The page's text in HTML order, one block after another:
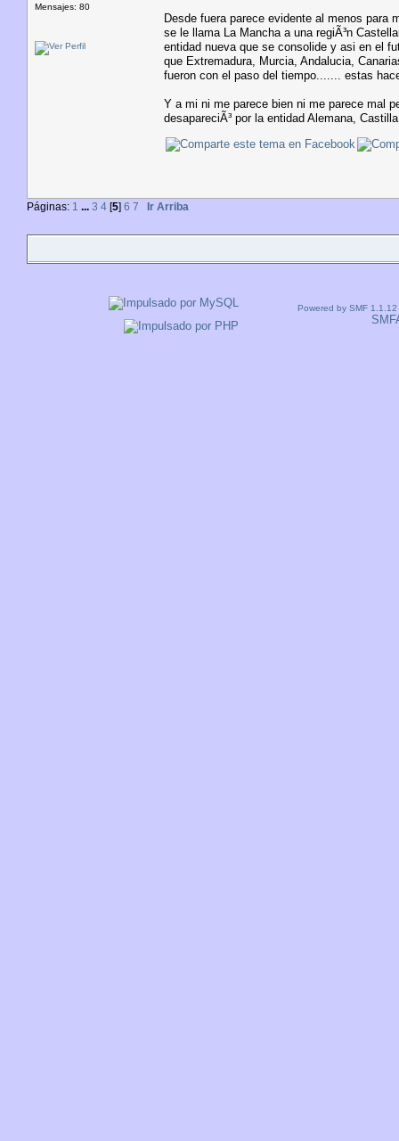
Mensajes: 80
Desde fuera parece evidente al menos para
se le llama La Mancha a una regiÃ³n
entidad nueva que se consolide y asi en el
que Extremadura, Murcia, Andalucia,
fueron con el paso del tiempo....... estas
Y a mi ni me parece bien ni me parece mal
desapareciÃ³ por la entidad Alemana,
Páginas: 1 ... 3 4 [5] 6 7 Ir Arriba
Powered by SMF 1.1.12